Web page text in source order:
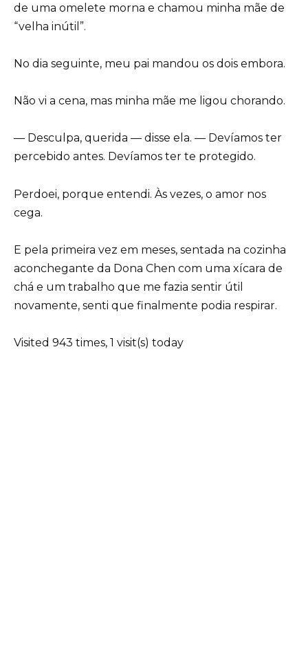
de uma omelete morna e chamou minha mãe de
“velha inútil”.
No dia seguinte, meu pai mandou os dois embora.
Não vi a cena, mas minha mãe me ligou chorando.
— Desculpa, querida — disse ela. — Devíamos ter
percebido antes. Devíamos ter te protegido.
Perdoei, porque entendi. Às vezes, o amor nos
cega.
E pela primeira vez em meses, sentada na cozinha
aconchegante da Dona Chen com uma xícara de
chá e um trabalho que me fazia sentir útil
novamente, senti que finalmente podia respirar.
Visited 943 times, 1 visit(s) today